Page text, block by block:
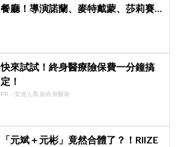
餐廳！導演諾蘭、麥特戴蒙、莎莉賽
快來試試！終身醫療險保費一分鐘搞
定！
PR・安達人壽 新終身醫靠
「元斌＋元彬」竟然合體了？！RIIZE